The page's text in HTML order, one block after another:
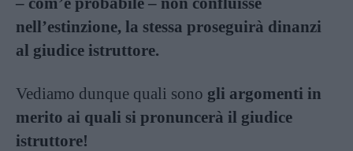
nell’estinzione, la stessa proseguirà dinanzi
al giudice istruttore.
Vediamo dunque quali sono gli argomenti in
merito ai quali si pronuncerà il giudice
istruttore!